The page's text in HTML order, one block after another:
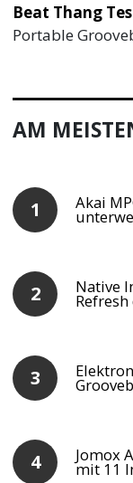
Beat Thang
Portable
AM
Akai
Native
Jomox
mit 11